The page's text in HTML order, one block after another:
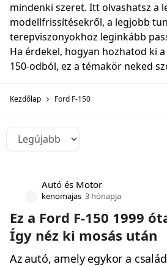
mindenki szeret. Itt olvashatsz a
modellfrissítésekről, a legjobb
terepviszonyokhoz leginkább
Ha érdekel, hogyan hozhatod ki
150‑odból, ez a témakör neked
Kezdőlap Ford F-150
Autó és Motor
kenomajas 3 hónapja
Ez a Ford F-150 1999
Így néz ki mosás után
Az autó, amely egykor a